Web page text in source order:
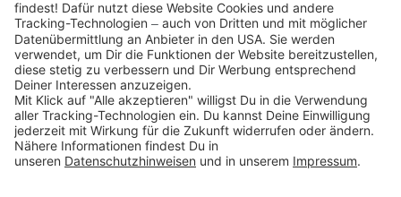
Folge uns auf
* Versandkostenfrei ab 9,00 € Bestellwert innerhalb
Deutschlands
** Lieferzeit 1-3 Werktage innerhalb Deutschlands